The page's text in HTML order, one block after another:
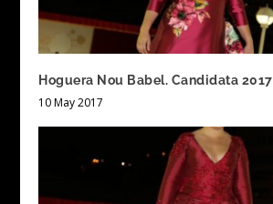
Hoguera Nou Babel. Candidata 2017
10 May 2017